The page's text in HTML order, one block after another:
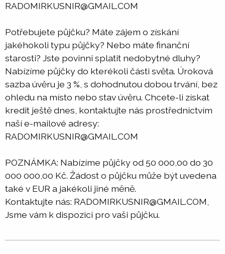
RADOMIRKUSNIR@GMAIL.COM
Potřebujete půjčku? Máte zájem o získání
jakéhokoli typu půjčky? Nebo máte finanční
starosti? Jste povinni splatit nedobytné dluhy?
Nabízíme půjčky do kterékoli části světa. Úroková
sazba úvěru je 3 %, s dohodnutou dobou trvání, bez
ohledu na místo nebo stav úvěru. Chcete-li získat
kredit ještě dnes, kontaktujte nás prostřednictvím
naší e-mailové adresy:
RADOMIRKUSNIR@GMAIL.COM
POZNÁMKA: Nabízíme půjčky od 50 000,00 do 30
000 000,00 Kč. Žádost o půjčku může být uvedena
také v EUR a jakékoli jiné měně.
Kontaktujte nás: RADOMIRKUSNIR@GMAIL.COM,
Jsme vám k dispozici pro vaši půjčku.